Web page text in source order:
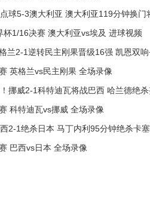
球5-3澳大利亚 澳大利亚119分钟换门
1/16决赛 澳大利亚vs埃及 进球视频
兰2-1逆转民主刚果晋级16强 凯恩双
英格兰vs民主刚果 全场录像
挪威2-1科特迪瓦将战巴西 哈兰德绝
科特迪瓦vs挪威 全场录像
2-1绝杀日本 马丁内利95分钟绝杀卡
巴西vs日本 全场录像